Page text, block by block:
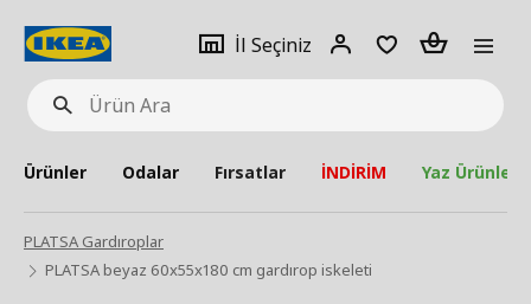
Ürün
Ara
İl Seçiniz
Giriş
Adet
Ürünler Odalar Fırsatlar İNDİRİM Yaz Ürünleri
PLATSA Gardıroplar
PLATSA beyaz 60x55x180 cm gardırop iskeleti